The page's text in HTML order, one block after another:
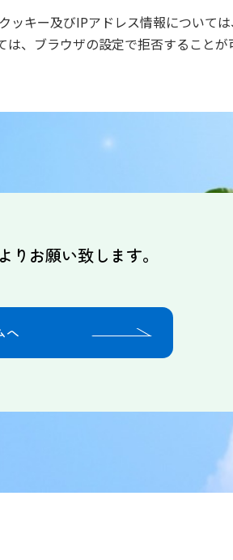
キー及びIPアドレス情報について
、ブラウザの設定で拒否することが
お願い致します。
へ